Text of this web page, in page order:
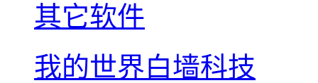
其它软件
我的世界白墙科技